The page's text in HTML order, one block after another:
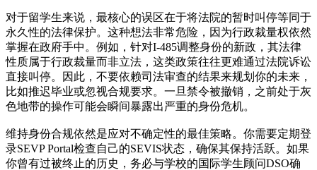
对于留学生来说，最核心的误区在于将法院的暂时叫停等同于
永久性的法律保护。这种想法非常危险，因为行政裁量权依然
掌握在政府手中。例如，针对I-485调整身份的新政，其法律
性质属于行政裁量而非立法，这类政策往往更难通过法院诉讼
直接叫停。因此，不要依赖司法审查的结果来规划你的未来，
比如推迟毕业或忽视合规要求。一旦禁令被撤销，之前处于灰
色地带的操作可能会瞬间暴露出严重的身份危机。
维持身份合规依然是应对不确定性的最佳策略。你需要定期登
录SEVP Portal检查自己的SEVIS状态，确保其保持活跃。如果
你曾有过被终止的历史，务必与学校的国际学生顾问DSO确